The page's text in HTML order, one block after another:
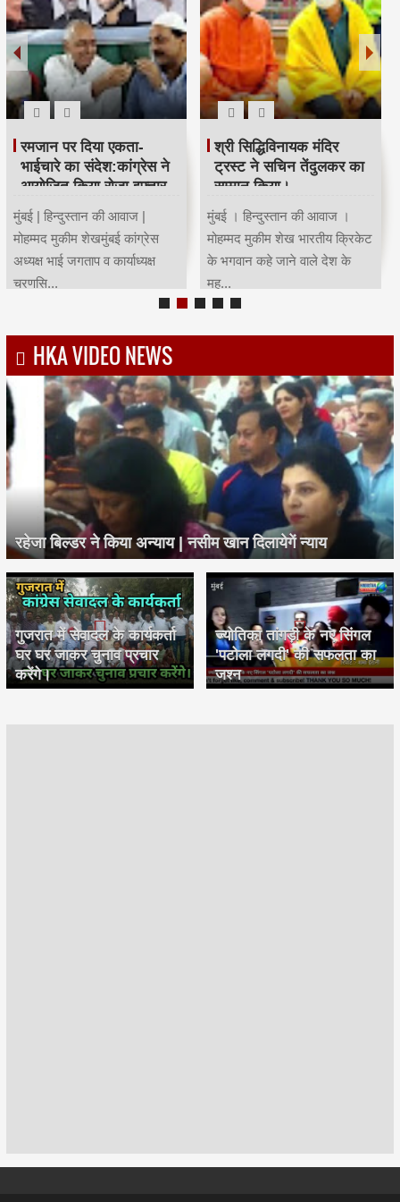
रमजान पर दिया एकता-
भाईचारे का संदेश:कांग्रेस ने
आयोजित किया रोजा इफ्तार
मुंबई | हिन्दुस्तान की आवाज |
मोहम्मद मुकीम शेखमुंबई कांग्रेस
अध्यक्ष भाई जगताप व कार्याध्यक्ष
चरणसि...
श्री सिद्धिविनायक मंदिर
ट्रस्ट ने सचिन तेंदुलकर का
सम्मान किया।
मुंबई । हिन्दुस्तान की आवाज ।
मोहम्मद मुकीम शेख भारतीय क्रिकेट
के भगवान कहे जाने वाले देश के
मह...
HKA VIDEO NEWS
रहेजा बिल्डर ने किया अन्याय | नसीम खान दिलायेगें न्याय
गुजरात में सेवादल के कार्यकर्ता
घर घर जाकर चुनाव प्रचार
करेंगे।
ज्योतिका तांगड़ी के नए सिंगल
'पटोला लगदी' की सफलता का
जश्न